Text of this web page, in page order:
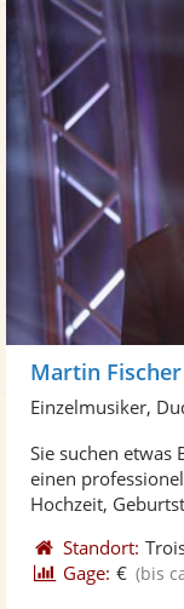
Martin Fischer
Einzelmusiker,
Sie suchen etwas
einen
Hochzeit,
Standort:
Gage: € (bis